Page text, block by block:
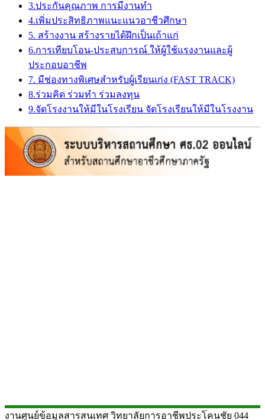
3.ประกันคุณภาพ การมีงานทำ
4.เพิ่มประสิทธิภาพแนะแนวอาชีวศึกษา
5. สร้างงาน สร้างรายได้ฝึกเป็นเถ้าแก่
6.การเทียบโอน-ประสบการณ์ ให้ผู้ใช้แรงงานและผู้
ประกอบอาชีพ
7. มีช่องทางพิเศษสำหรับผู้เรียนเก่ง (FAST TRACK)
8.ร่วมคิด ร่วมทำ ร่วมลงทุน
9.จัดโรงงานให้มีในโรงเรียน จัดโรงเรียนให้มีในโรงงาน
งานศูนย์ข้อมูลสารสนเทศ วิทยาลัยการอาชีพประโคนชัย 044